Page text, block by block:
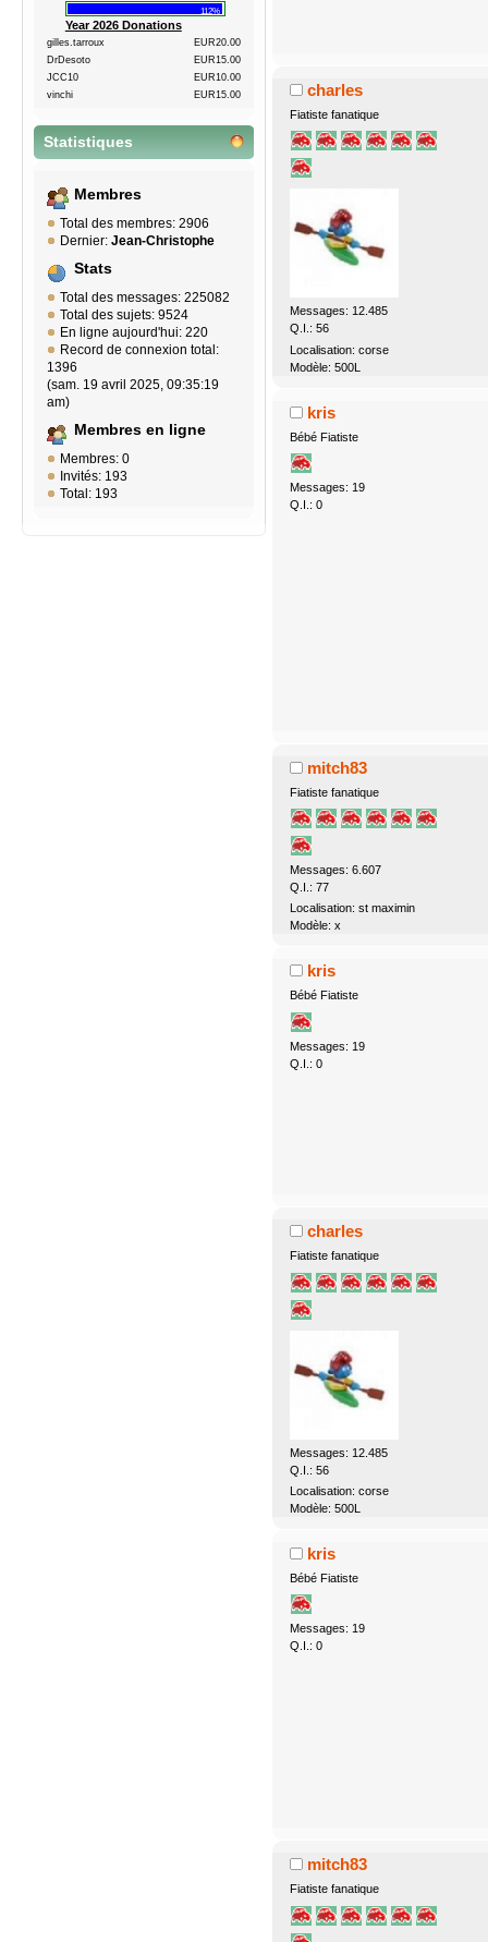
112%
Year 2026 Donations
gilles.tarroux
EUR20.00
DrDesoto
EUR15.00
JCC10
EUR10.00
vinchi
EUR15.00
Statistiques
Membres
Total des membres: 2906
Dernier: Jean-Christophe
Stats
Total des messages: 225082
Total des sujets: 9524
En ligne aujourd'hui: 220
Record de connexion total:
1396
(sam. 19 avril 2025, 09:35:19
am)
Membres en ligne
Membres: 0
Invités: 193
Total: 193
charles
Fiatiste fanatique
Messages: 12.485
Q.I.: 56
Localisation: corse
Modèle: 500L
kris
Bébé Fiatiste
Messages: 19
Q.I.: 0
mitch83
Fiatiste fanatique
Messages: 6.607
Q.I.: 77
Localisation: st maximin
Modèle: x
kris
Bébé Fiatiste
Messages: 19
Q.I.: 0
charles
Fiatiste fanatique
Messages: 12.485
Q.I.: 56
Localisation: corse
Modèle: 500L
kris
Bébé Fiatiste
Messages: 19
Q.I.: 0
mitch83
Fiatiste fanatique